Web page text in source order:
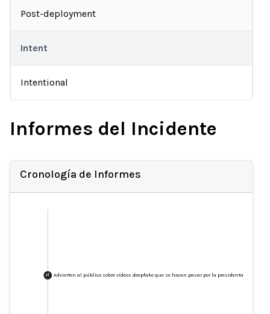
Post-deployment
Intent
Intentional
Informes del Incidente
Cronología de Informes
+1 Advierten al público sobre vídeos deepfake que se hacen pasar por la presidenta Myriam